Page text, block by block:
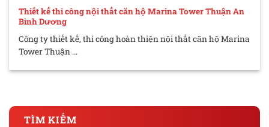
Thiết kế thi công nội thất căn hộ Marina Tower Thuận An
Bình Dương
Công ty thiết kế, thi công hoàn thiện nội thất căn hộ Marina
Tower Thuận ...
TÌM KIẾM